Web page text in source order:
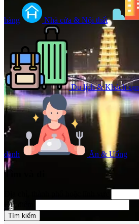
hàng Nhà cửa & Nội thất
Du lịch & Khách sạn
danh Ăn & Uống
Tìm và đi
Địa điểm